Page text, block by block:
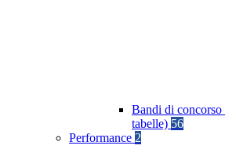
Bandi di
tabelle) 56
Performance 2